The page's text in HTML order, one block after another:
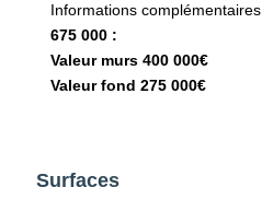
Informations complémentaires
675 000 :
Valeur murs 400 000€
Valeur fond 275 000€
Surfaces